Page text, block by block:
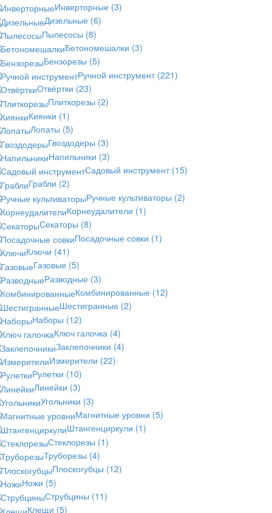
Инверторные (3)
Дизельные (6)
Пылесосы (8)
Бетономешалки (3)
Бензорезы (5)
Ручной инструмент (221)
Отвёртки (23)
Плиткорезы (2)
Киянки (1)
Лопаты (5)
Гвоздодеры (3)
Напильники (3)
Садовый инструмент (15)
Грабли (2)
Ручные культиваторы (2)
Корнеудалители (1)
Секаторы (8)
Посадочные совки (1)
Ключи (41)
Газовые (5)
Разводные (3)
Комбинированные (12)
Шестигранные (2)
Наборы (12)
Ключ галочка (4)
Заклепочники (4)
Измерители (22)
Рулетки (10)
Линейки (3)
Угольники (3)
Магнитные уровни (5)
Штангенциркули (1)
Стеклорезы (1)
Труборезы (4)
Плоскогубцы (12)
Ножи (5)
Струбцины (11)
Клещи (5)